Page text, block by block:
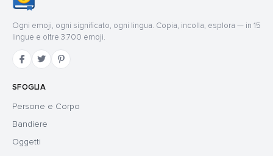
Ogni emoji, ogni significato, ogni lingua. Copia, incolla, esplora — in 15
lingue e oltre 3.700 emoji.
SFOGLIA
Persone e Corpo
Bandiere
Oggetti